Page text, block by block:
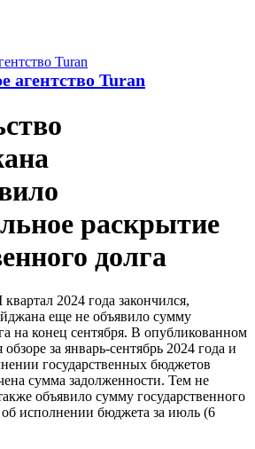
Turan
раскрытие
долга
2024 года закончился,
еще не объявило сумму
на конец сентября. В опубликованном
за январь-сентябрь 2024 года и
государственных бюджетов
сумма задолженности. Тем не
объявило сумму государственного
об исполнении бюджета за июль (6